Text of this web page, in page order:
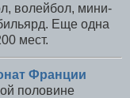
волейбол, мини-
Еще одна
мест.
Франции
половине